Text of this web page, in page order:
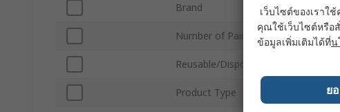
Brand
Number of Pairs 2
Reusable/Disposable
Product Type Ear
เว็บไซต์ของเราใ
คุณใช้เว็บไซต์หรือ
ข้อมูลเพิ่มเติมได้ที่น
ย